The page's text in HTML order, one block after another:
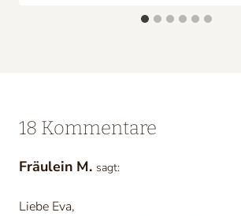
18 Kommentare
Fräulein M. sagt:
Liebe Eva,